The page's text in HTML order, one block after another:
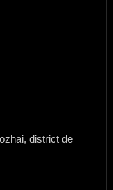
district de